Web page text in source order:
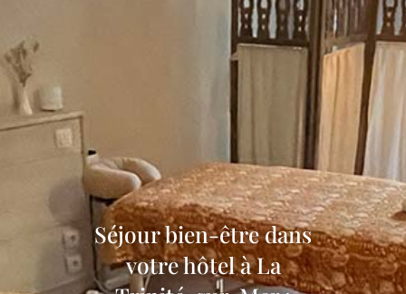
Séjour bien-être dans
votre hôtel à La